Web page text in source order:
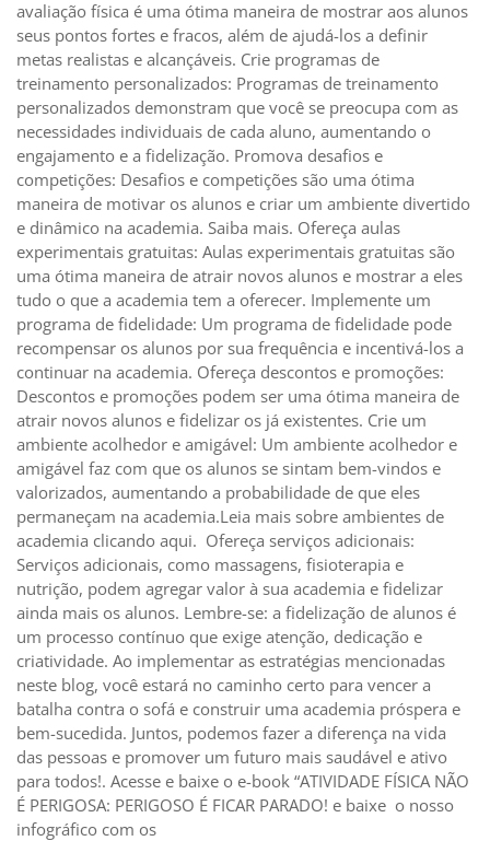
avaliação física é uma ótima maneira de mostrar aos alunos
seus pontos fortes e fracos, além de ajudá-los a definir
metas realistas e alcançáveis. Crie programas de
treinamento personalizados: Programas de treinamento
personalizados demonstram que você se preocupa com as
necessidades individuais de cada aluno, aumentando o
engajamento e a fidelização. Promova desafios e
competições: Desafios e competições são uma ótima
maneira de motivar os alunos e criar um ambiente divertido
e dinâmico na academia. Saiba mais. Ofereça aulas
experimentais gratuitas: Aulas experimentais gratuitas são
uma ótima maneira de atrair novos alunos e mostrar a eles
tudo o que a academia tem a oferecer. Implemente um
programa de fidelidade: Um programa de fidelidade pode
recompensar os alunos por sua frequência e incentivá-los a
continuar na academia. Ofereça descontos e promoções:
Descontos e promoções podem ser uma ótima maneira de
atrair novos alunos e fidelizar os já existentes. Crie um
ambiente acolhedor e amigável: Um ambiente acolhedor e
amigável faz com que os alunos se sintam bem-vindos e
valorizados, aumentando a probabilidade de que eles
permaneçam na academia.Leia mais sobre ambientes de
academia clicando aqui. Ofereça serviços adicionais:
Serviços adicionais, como massagens, fisioterapia e
nutrição, podem agregar valor à sua academia e fidelizar
ainda mais os alunos. Lembre-se: a fidelização de alunos é
um processo contínuo que exige atenção, dedicação e
criatividade. Ao implementar as estratégias mencionadas
neste blog, você estará no caminho certo para vencer a
batalha contra o sofá e construir uma academia próspera e
bem-sucedida. Juntos, podemos fazer a diferença na vida
das pessoas e promover um futuro mais saudável e ativo
para todos!. Acesse e baixe o e-book “ATIVIDADE FÍSICA NÃO
É PERIGOSA: PERIGOSO É FICAR PARADO! e baixe o nosso
infográfico com os